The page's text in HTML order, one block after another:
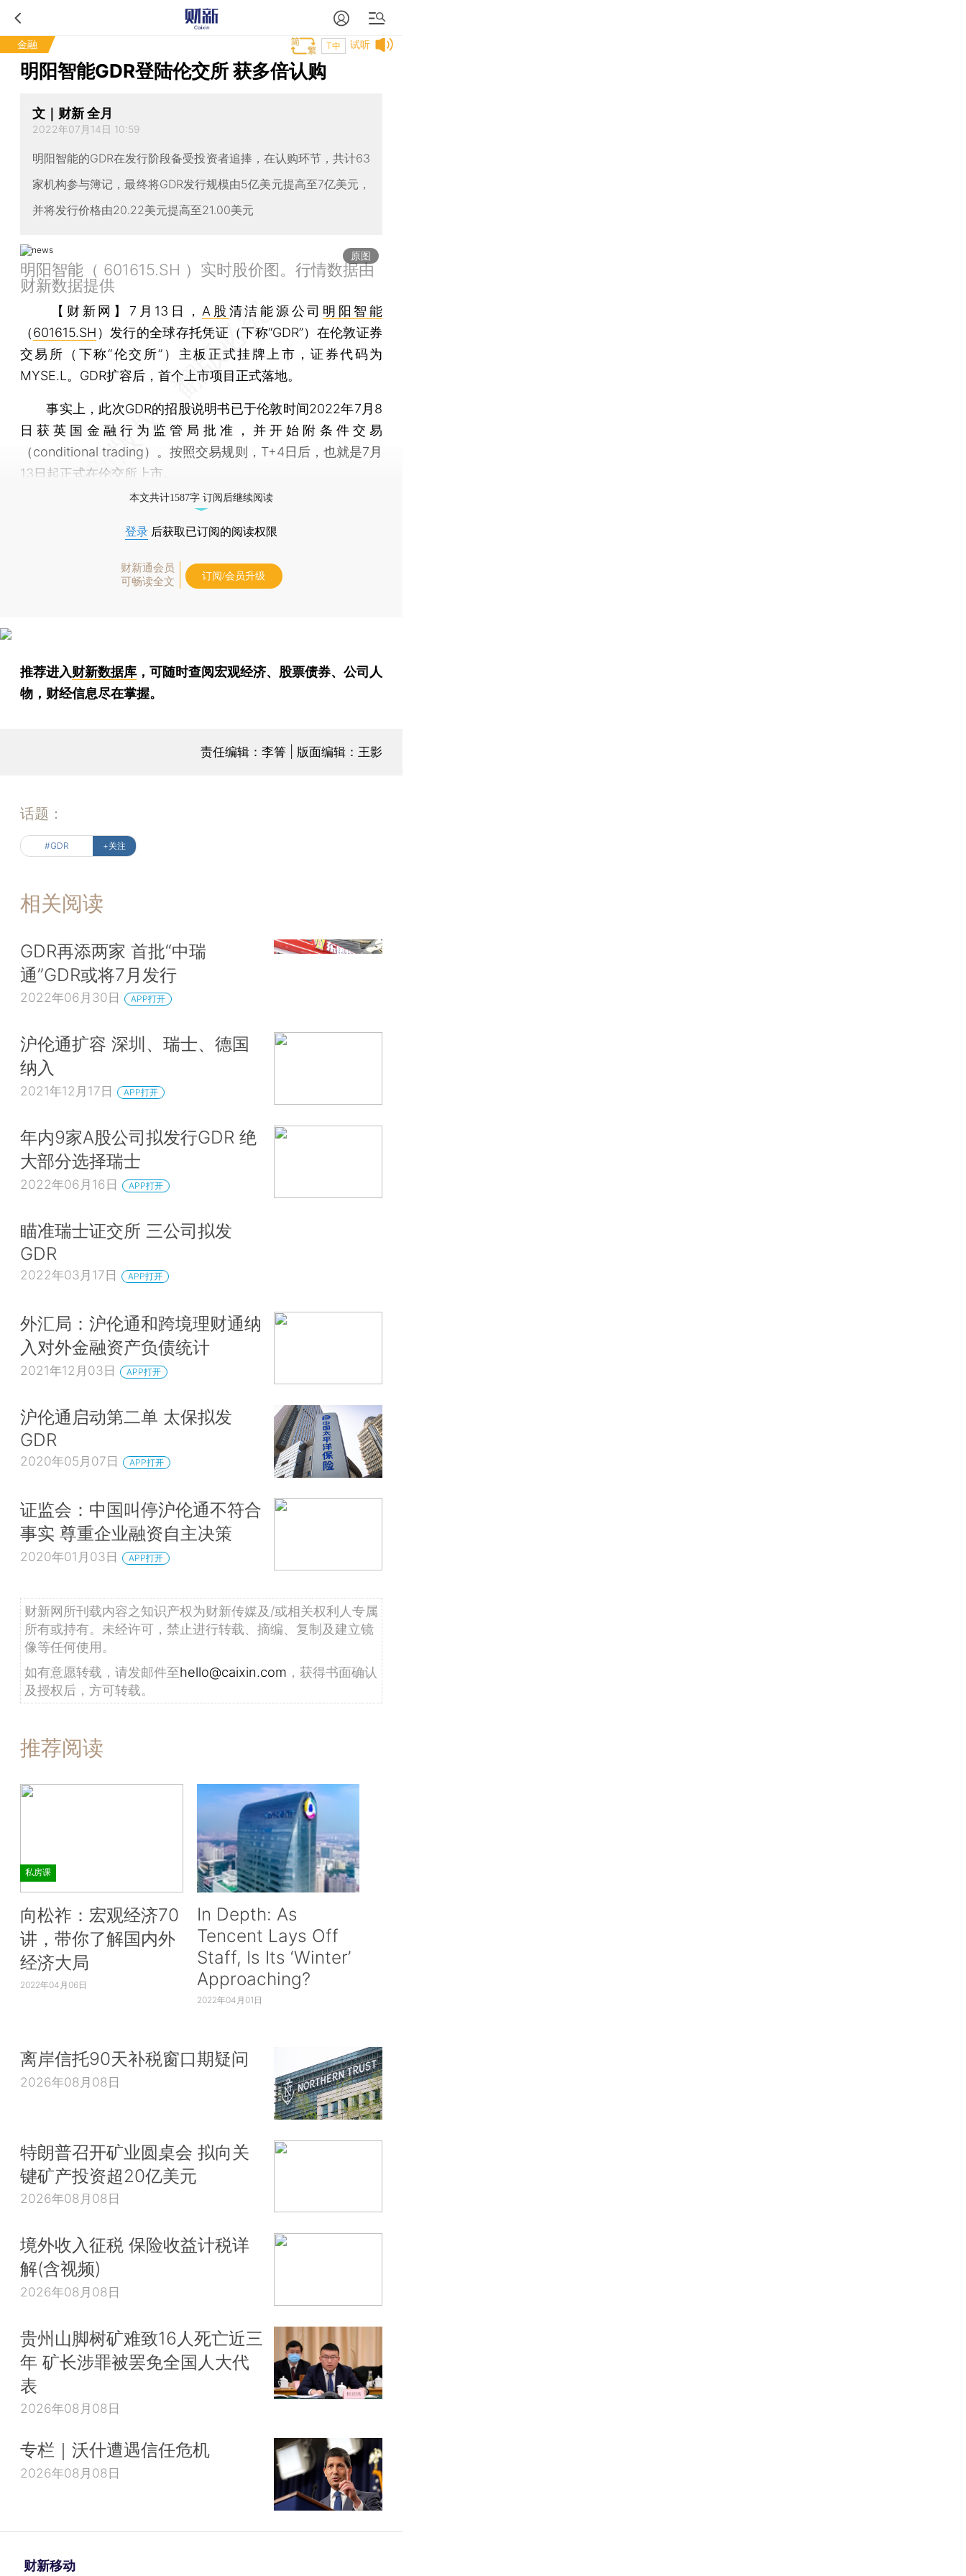
金融 试听
T中
明阳智能GDR登陆伦交所 获多倍认购
文｜财新 全月
2022年07月14日 10:59
明阳智能的GDR在发行阶段备受投资者追捧，在认购环节，共计63
家机构参与簿记，最终将GDR发行规模由5亿美元提高至7亿美元，
并将发行价格由20.22美元提高至21.00美元
原图
明阳智能（ 601615.SH ）实时股价图。行情数据由
财新数据提供
【财新网】 7月13日， A股 清洁能源公司 明阳智能
（601615.SH ）发行的全球存托凭证（下称“GDR”）在伦敦证券
交易所（下称“伦交所”）主板正式挂牌上市，证券代码为
MYSE.L。GDR扩容后，首个上市项目正式落地。
事实上，此次GDR的招股说明书已于伦敦时间2022年7月8
日获英国金融行为监管局批准，并开始附条件交易
（conditional trading）。按照交易规则，T+4日后，也就是7月
13日起正式在伦交所上市。
本文共计1587字 订阅后继续阅读
登录 后获取已订阅的阅读权限
财新通会员
可畅读全文
订阅/会员升级
推荐进入财新数据库 ，可随时查阅宏观经济、股票债券、公司人
物，财经信息尽在掌握。
责任编辑：李箐 | 版面编辑：王影
话题：
#GDR +关注
相关阅读
GDR再添两家 首批“中瑞
通”GDR或将7月发行
2022年06月30日 APP打开
沪伦通扩容 深圳、瑞士、德国
纳入
2021年12月17日 APP打开
年内9家A股公司拟发行GDR 绝
大部分选择瑞士
2022年06月16日 APP打开
瞄准瑞士证交所 三公司拟发
GDR
2022年03月17日 APP打开
外汇局：沪伦通和跨境理财通纳
入对外金融资产负债统计
2021年12月03日 APP打开
沪伦通启动第二单 太保拟发
GDR
2020年05月07日 APP打开
证监会：中国叫停沪伦通不符合
事实 尊重企业融资自主决策
2020年01月03日 APP打开
财新网所刊载内容之知识产权为财新传媒及/或相关权利人专属
所有或持有。未经许可，禁止进行转载、摘编、复制及建立镜
像等任何使用。
如有意愿转载，请发邮件至hello@caixin.com ，获得书面确认
及授权后，方可转载。
推荐阅读
私房课
向松祚：宏观经济70
讲，带你了解国内外
经济大局
2022年04月06日
In Depth: As
Tencent Lays Off
Staff, Is Its ‘Winter’
Approaching?
2022年04月01日
离岸信托90天补税窗口期疑问
2026年08月08日
特朗普召开矿业圆桌会 拟向关
键矿产投资超20亿美元
2026年08月08日
境外收入征税 保险收益计税详
解(含视频)
2026年08月08日
贵州山脚树矿难致16人死亡近三
年 矿长涉罪被罢免全国人大代
表
2026年08月08日
专栏｜沃什遭遇信任危机
2026年08月08日
财新移动